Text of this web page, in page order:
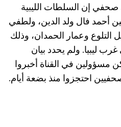
صحفي إن السلطات الليبية
أحمد فال ولد الدين، ولطفي
وعمار الحمدان، وذلك
غرب ليبيا. ولم يحدد بيان
مسؤولين في القناة أخبروا
احتجزوا منذ بضعة أيام.